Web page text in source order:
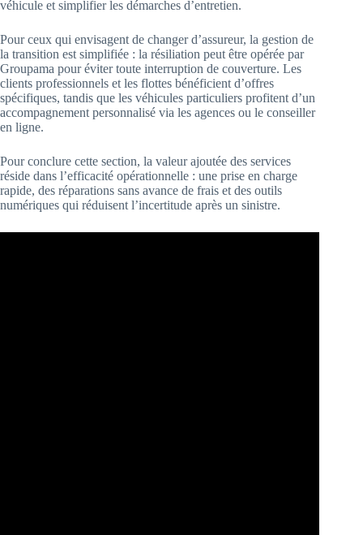
véhicule et simplifier les démarches d’entretien.
Pour ceux qui envisagent de changer d’assureur, la gestion de
la transition est simplifiée : la résiliation peut être opérée par
Groupama pour éviter toute interruption de couverture. Les
clients professionnels et les flottes bénéficient d’offres
spécifiques, tandis que les véhicules particuliers profitent d’un
accompagnement personnalisé via les agences ou le conseiller
en ligne.
Pour conclure cette section, la valeur ajoutée des services
réside dans l’efficacité opérationnelle : une prise en charge
rapide, des réparations sans avance de frais et des outils
numériques qui réduisent l’incertitude après un sinistre.